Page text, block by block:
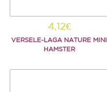
4,12€
VERSELE-LAGA NATURE MINI
HAMSTER